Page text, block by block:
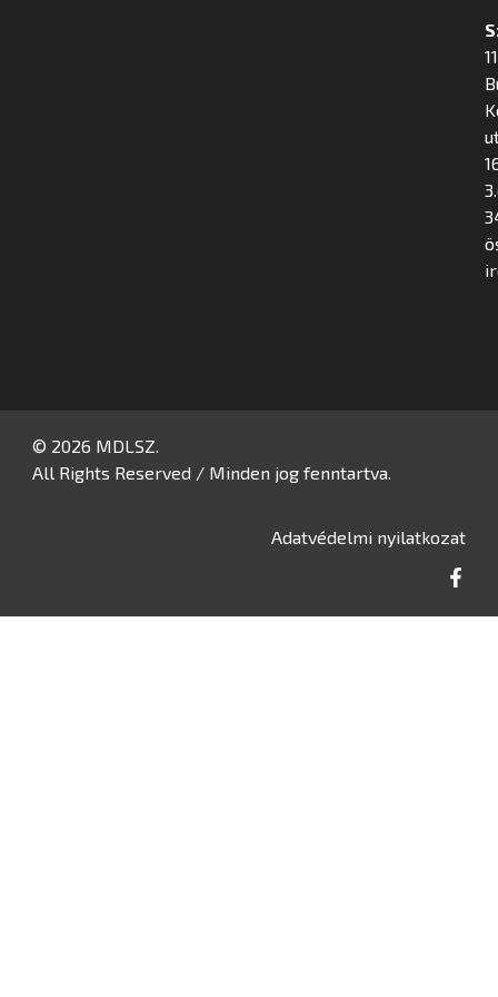
© 2026 MDLSZ.
All Rights Reserved / Minden jog fenntartva.
Adatvédelmi nyilatkozat